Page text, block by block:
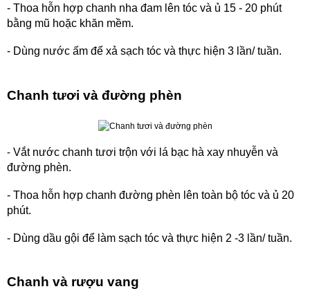
- Thoa hỗn hợp chanh nha đam lên tóc và ủ 15 - 20 phút
bằng mũ hoặc khăn mềm.
- Dùng nước ấm để xả sạch tóc và thực hiện 3 lần/ tuần.
Chanh tươi và đường phèn
- Vắt nước chanh tươi trộn với lá bạc hà xay nhuyễn và
đường phèn.
- Thoa hỗn hợp chanh đường phèn lên toàn bộ tóc và ủ 20
phút.
- Dùng dầu gội để làm sạch tóc và thực hiện 2 -3 lần/ tuần.
Chanh và rượu vang